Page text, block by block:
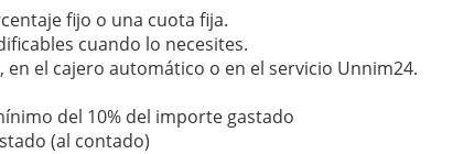
fijo o una cuota fija.
cuando lo necesites.
en el cajero automático o en el servicio Unnim24.
del 10% del importe gastado
(al contado)